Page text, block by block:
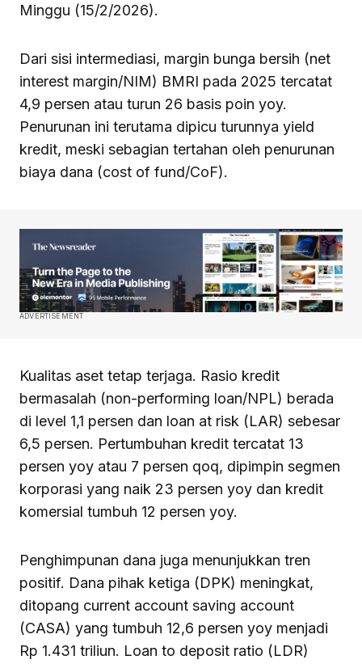
Minggu (15/2/2026).
Dari sisi intermediasi, margin bunga bersih (net
interest margin/NIM) BMRI pada 2025 tercatat
4,9 persen atau turun 26 basis poin yoy.
Penurunan ini terutama dipicu turunnya yield
kredit, meski sebagian tertahan oleh penurunan
biaya dana (cost of fund/CoF).
ADVERTISEMENT
Kualitas aset tetap terjaga. Rasio kredit
bermasalah (non-performing loan/NPL) berada
di level 1,1 persen dan loan at risk (LAR) sebesar
6,5 persen. Pertumbuhan kredit tercatat 13
persen yoy atau 7 persen qoq, dipimpin segmen
korporasi yang naik 23 persen yoy dan kredit
komersial tumbuh 12 persen yoy.
Penghimpunan dana juga menunjukkan tren
positif. Dana pihak ketiga (DPK) meningkat,
ditopang current account saving account
(CASA) yang tumbuh 12,6 persen yoy menjadi
Rp 1.431 triliun. Loan to deposit ratio (LDR)